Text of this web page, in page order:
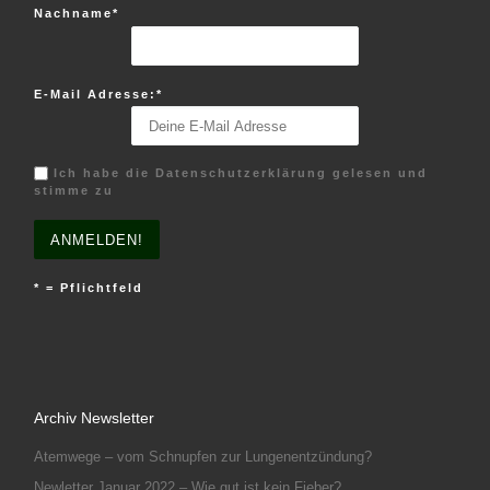
Nachname*
E-Mail Adresse:*
Ich habe die Datenschutzerklärung gelesen und
stimme zu
* = Pflichtfeld
Archiv Newsletter
Atemwege – vom Schnupfen zur Lungenentzündung?